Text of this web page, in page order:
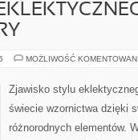
MOŻLIWOŚĆ
Zjawisko stylu
świecie wzornictwa dzięki
różnorodnych elementów.